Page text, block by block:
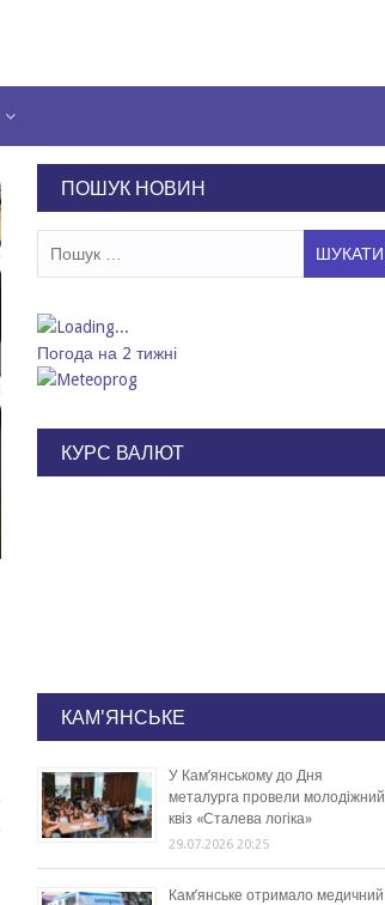
ПОШУК НОВИН
Погода на 2 тижні
КУРС ВАЛЮТ
КАМ'ЯНСЬКЕ
У Кам’янському до Дня
металурга провели молодіжний
квіз «Сталева логіка»
29.07.2026 20:25
Кам’янське отримало медичний